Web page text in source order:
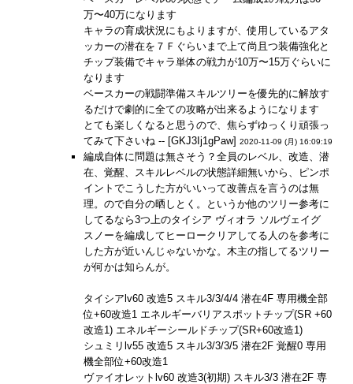
万〜40万になります
キャラの育成状況にもよりますが、使用しているアタ
ッカーの潜在を７Ｆぐらいまで上て尚且つ装備強化と
チップ装備でキャラ単体の戦力が10万〜15万ぐらいに
なります
ベースカーの戦闘準備スキルツリーを優先的に解放す
るだけで劇的に全ての攻略が出来るようになります
とても楽しくなると思うので、焦らずゆっくり頑張っ
てみて下さいね -- [GKJ3Ij1gPaw] 2020-11-09 (月) 16:09:19
編成自体に問題は無さそう？全員のレベル、改造、潜
在、覚醒、スキルレベルの状態詳細無いから、ピンポ
イントでこうした方がいいって改善点を言うのは無
理。ので自分の晒しとく。というか他のツリー参考に
してるなら3つ上のタイシア ヴィオラ ソルヴェイグ
スノーを編成してヒーロークリアしてる人のを参考に
した方が近いんじゃないかな。木主の指してるツリー
が何かは知らんが。
タイシアlv60 改造5 スキル3/3/4/4 潜在4F 専用機全部
位+60改造1 エネルギーバリアスポットチップ(SR +60
改造1) エネルギーシールドチップ(SR+60改造1)
シュミリlv55 改造5 スキル3/3/3/5 潜在2F 覚醒0 専用
機全部位+60改造1
ヴァイオレットlv60 改造3(初期) スキル3/3 潜在2F 専